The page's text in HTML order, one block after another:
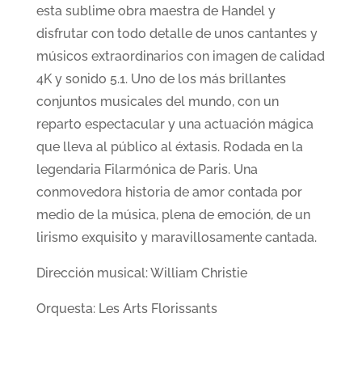
esta sublime obra maestra de Handel y
disfrutar con todo detalle de unos cantantes y
músicos extraordinarios con imagen de calidad
4K y sonido 5.1. Uno de los más brillantes
conjuntos musicales del mundo, con un
reparto espectacular y una actuación mágica
que lleva al público al éxtasis. Rodada en la
legendaria Filarmónica de Paris. Una
conmovedora historia de amor contada por
medio de la música, plena de emoción, de un
lirismo exquisito y maravillosamente cantada.
Dirección musical: William Christie
Orquesta: Les Arts Florissants